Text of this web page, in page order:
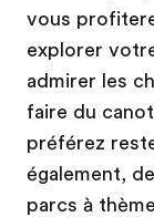
vous
explorer
admirer les
faire du
préférez
également,
parcs à